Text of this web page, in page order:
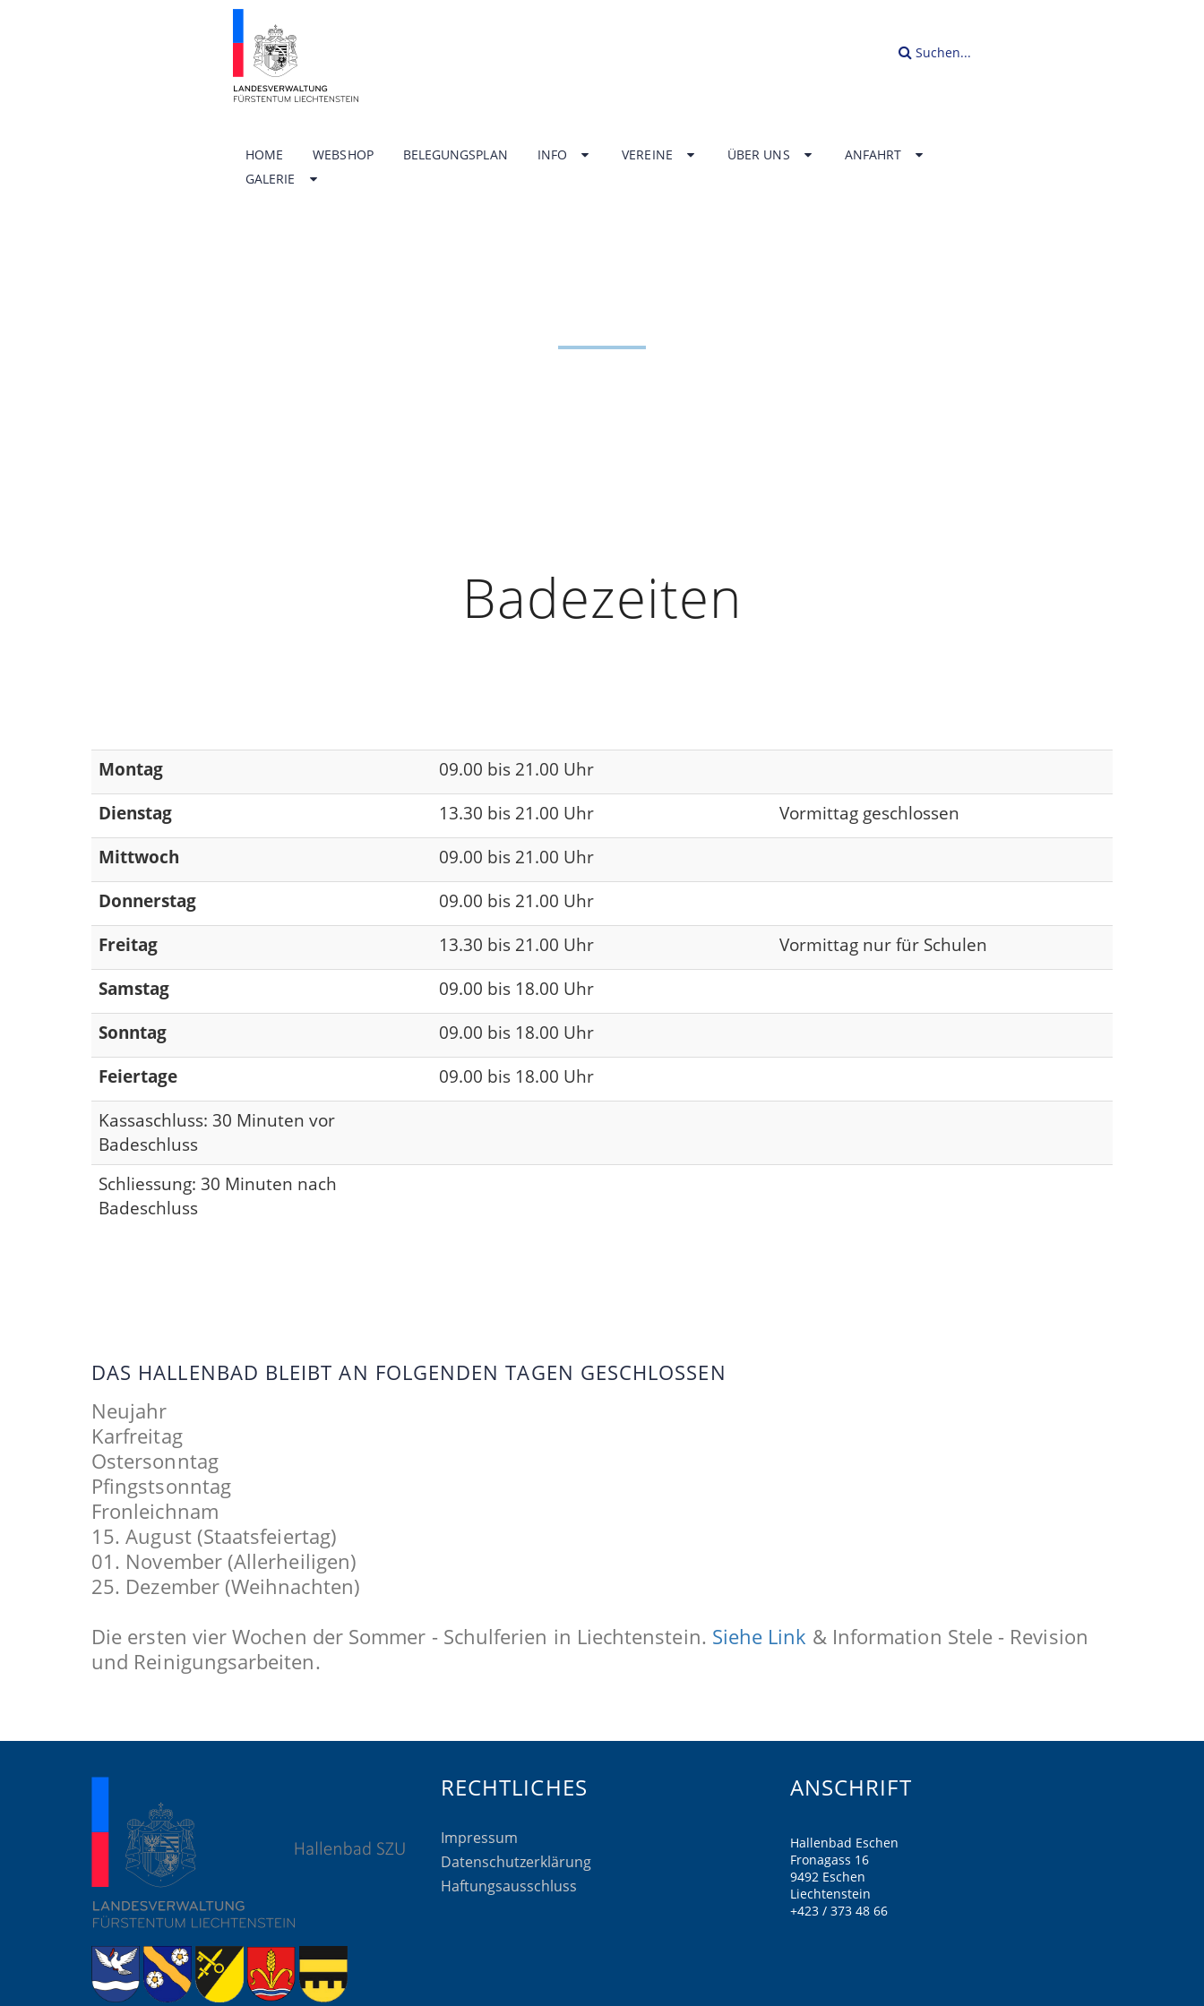
Suchen...
HOME WEBSHOP BELEGUNGSPLAN INFO VEREINE ÜBER UNS
ANFAHRT
GALERIE
Badezeiten
Montag
09.00 bis 21.00 Uhr
Dienstag
13.30 bis 21.00 Uhr
Vormittag geschlossen
Mittwoch
09.00 bis 21.00 Uhr
Donnerstag
09.00 bis 21.00 Uhr
Freitag
13.30 bis 21.00 Uhr
Vormittag nur für Schulen
Samstag
09.00 bis 18.00 Uhr
Sonntag
09.00 bis 18.00 Uhr
Feiertage
09.00 bis 18.00 Uhr
Kassaschluss: 30 Minuten vor
Badeschluss
Schliessung: 30 Minuten nach
Badeschluss
DAS HALLENBAD BLEIBT AN FOLGENDEN TAGEN GESCHLOSSEN
Neujahr
Karfreitag
Ostersonntag
Pfingstsonntag
Fronleichnam
15. August (Staatsfeiertag)
01. November (Allerheiligen)
25. Dezember (Weihnachten)
Die ersten vier Wochen der Sommer - Schulferien in Liechtenstein. Siehe Link & Information Stele - Revision
und Reinigungsarbeiten.
RECHTLICHES
Impressum
Datenschutzerklärung
Haftungsausschluss
ANSCHRIFT
Hallenbad Eschen
Fronagass 16
9492 Eschen
Liechtenstein
+423 / 373 48 66